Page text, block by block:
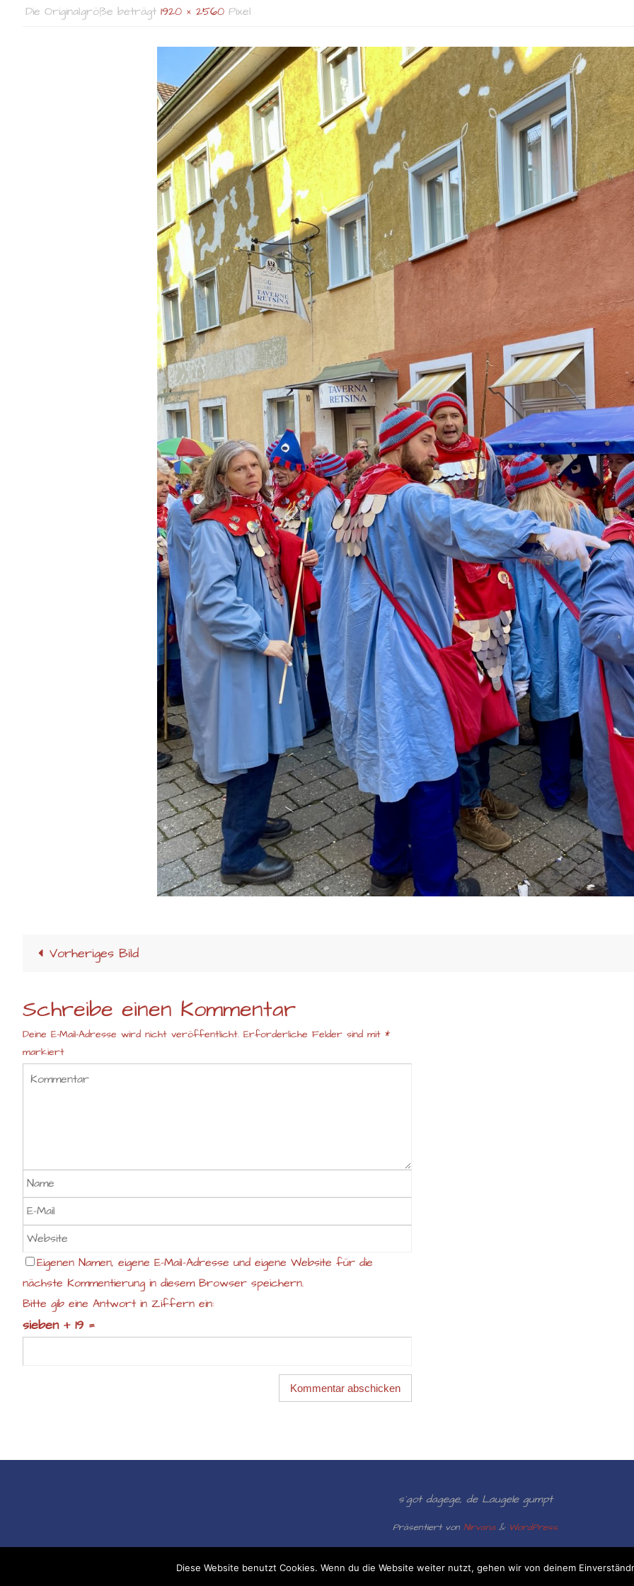
Die Originalgröße beträgt 1920 × 2560 Pixel
Vorheriges Bild
Schreibe einen Kommentar
Deine E-Mail-Adresse wird nicht veröffentlicht. Erforderliche Felder sind mit *
markiert
Eigenen Namen, eigene E-Mail-Adresse und eigene Website für die
nächste Kommentierung in diesem Browser speichern.
Bitte gib eine Antwort in Ziffern ein:
sieben + 19 =
s´got dagege, de Laugele gumpt
Präsentiert von Nirvana& WordPress.
Diese Website benutzt Cookies. Wenn du die Website weiter nutzt, gehen wir von deinem